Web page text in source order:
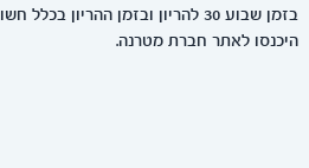
בזמן שבוע 30 להריון ובזמן
היכנסו לאתר חברת מטרנה.